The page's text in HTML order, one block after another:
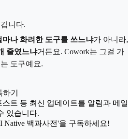
니다.
마나 화려한 도구를 쓰느냐가 아니라,
줄였느냐거든요. Cowork는 그걸 가
도구예요.
기
트 등 최신 업데이트를 알림과 메일
있습니다.
Native 백과사전'을 구독하세요!